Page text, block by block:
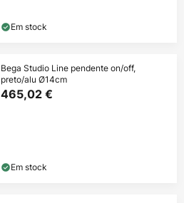
Em stock
Bega Studio Line pendente on/off,
preto/alu Ø14cm
465,02 €
Em stock